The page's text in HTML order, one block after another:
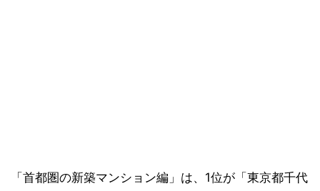
「首都圏の新築マンション編」は、1位が「東京都千代